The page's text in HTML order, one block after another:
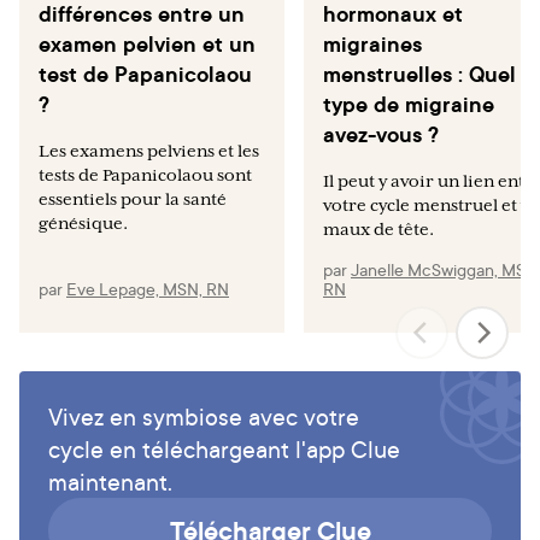
FCFZ%2AMTcxMjg0OTg3Ni4xLjEuMTcxMjg0OTg5OS4zN
The American College of Obstetricians and Gynecologists.
Postpartum birth control. [Internet]. [Cited April 12,
2024]. Available from: https://www.acog.org/womens-
health/faqs/postpartum-birth-control.
MedlinePlus. Period Pain. [cited April 26 2024].
MedlinePlus. [Internet]. Available from
The American College of Obstetricians and Gynecologists.
FAQ: Endometriosis [Internet]. Washington DC:
American College of Obstetricians and Gynecologists;
Updated Feb. 2021. [cited 2024 April 4]. Available from
health/faqs/endometriosis
The American College of Obstetricians and Gynecologists.
American College of Obstetricians and Gynecologists;
différences entre un
examen pelvien et un
test de Papanicolaou
?
Les examens pelviens et les
tests de Papanicolaou sont
essentiels pour la santé
génésique.
par Eve Lepage, MSN, RN
hormonaux et
migraines
menstruelles : Quel
type de migraine
avez-vous ?
Il peut y avoir un lien
votre cycle menstruel et
maux de tête.
parJanelle McSwiggan, MSN,
RN
Vivez en symbiose avec votre
cycle en téléchargeant l'app Clue
maintenant.
Télécharger Clue